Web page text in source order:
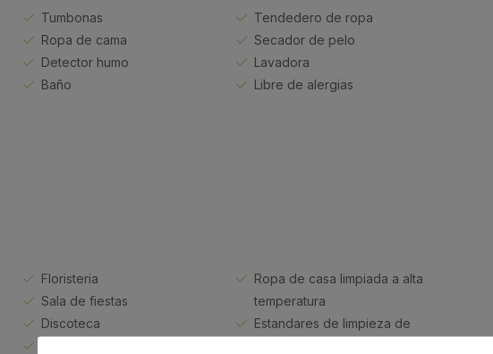
Tumbonas
Ropa de cama
Detector humo
Baño
Tendedero de ropa
Secador de pelo
Lavadora
Libre de alergias
Floristeria
Sala de fiestas
Discoteca
Ropa de casa limpiada a alta
temperatura
Estandares de limpieza de